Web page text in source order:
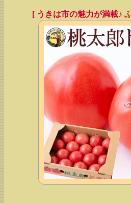
[ うきは市の魅力が満載♪